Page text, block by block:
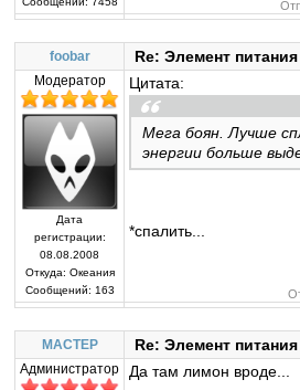
foobar Re: Элемент
Модератор
Дата
регистрации:
08.08.2008
Откуда: Океания
Сообщений: 163
Цитата:
Мега боян. Лучше
энергии больше
*спалить...
MACTEP Re: Элемент
Администратор Да там лимон вроде...